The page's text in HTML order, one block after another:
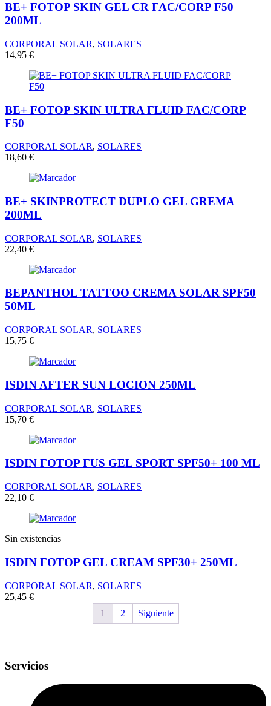
BE+ FOTOP SKIN GEL CR FAC/CORP F50
200ML
CORPORAL SOLAR, SOLARES
14,95 €
BE+ FOTOP SKIN ULTRA FLUID FAC/CORP
F50
CORPORAL SOLAR, SOLARES
18,60 €
BE+ SKINPROTECT DUPLO GEL GREMA
200ML
CORPORAL SOLAR, SOLARES
22,40 €
BEPANTHOL TATTOO CREMA SOLAR SPF50
50ML
CORPORAL SOLAR, SOLARES
15,75 €
ISDIN AFTER SUN LOCION 250ML
CORPORAL SOLAR, SOLARES
15,70 €
ISDIN FOTOP FUS GEL SPORT SPF50+ 100 ML
CORPORAL SOLAR, SOLARES
22,10 €
Sin existencias
ISDIN FOTOP GEL CREAM SPF30+ 250ML
CORPORAL SOLAR, SOLARES
25,45 €
1
2 Siguiente
Servicios